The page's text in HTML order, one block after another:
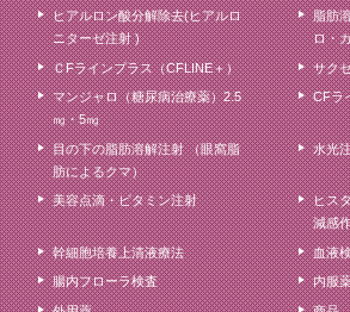
ヒアルロン酸分解除去(ヒアルロ
ニターゼ注射 )
脂肪
ロ・
ＣFラインプラス（CFLINE＋） サク
マンジャロ（糖尿病治療薬）2.5
㎎・5㎎
CFラ
目の下の脂肪溶解注射 （眼窩脂
肪によるクマ）
水光
美容点滴・ビタミン注射
ヒス
減感
幹細胞培養上清液療法 血液
腸内フローラ検査 内服